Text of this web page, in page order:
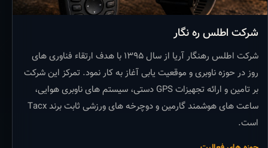
شرکت اطلس ره نگار
شرکت اطلس رهنگار آریا از سال ۱۳۹۵ با هدف ارتقاء فناوری های
روز در حوزه ناوبری و موقعیت یابی آغاز به کار نمود. تمرکز این شرکت
بر تامین و ارائه تجهیزات GPS دستی، سیستم های ناوبری هوایی،
ساعت های هوشمند گارمین و دوچرخه های ورزشی ثابت برند Tacx
است.